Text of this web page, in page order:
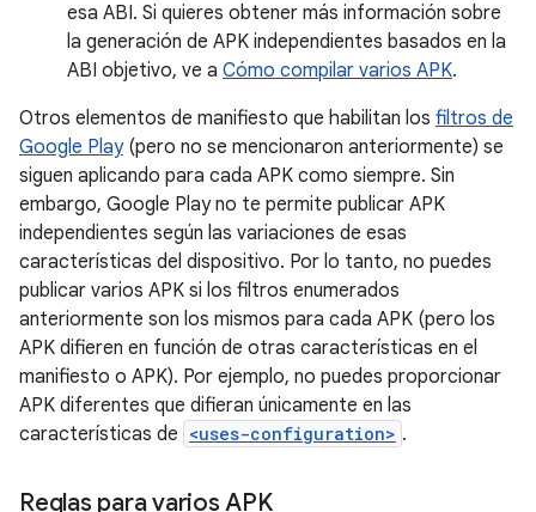
esa ABI. Si quieres obtener más información sobre
la generación de APK independientes basados en la
ABI objetivo, ve a Cómo compilar varios APK.
Otros elementos de manifiesto que habilitan los filtros de
Google Play(pero no se mencionaron anteriormente) se
siguen aplicando para cada APK como siempre. Sin
embargo, Google Play no te permite publicar APK
independientes según las variaciones de esas
características del dispositivo. Por lo tanto, no puedes
publicar varios APK si los filtros enumerados
anteriormente son los mismos para cada APK (pero los
APK difieren en función de otras características en el
manifiesto o APK). Por ejemplo, no puedes proporcionar
APK diferentes que difieran únicamente en las
características de <uses-configuration> .
Reglas para varios APK